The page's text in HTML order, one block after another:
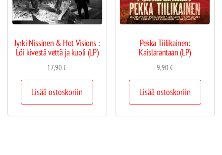
Jyrki Nissinen & Hot Visions :
Löi kivestä vettä ja kuoli (LP)
17,90€
Lisää ostoskoriin
Pekka Tiilikainen:
Kaislarantaan (LP)
9,90€
Lisää ostoskoriin